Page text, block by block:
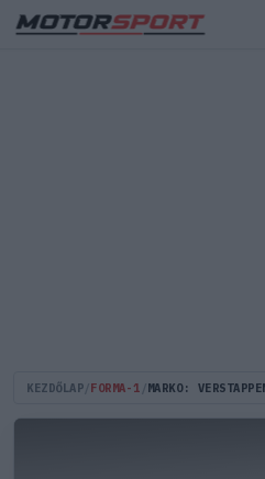
KEZDŐLAP FORMA-1